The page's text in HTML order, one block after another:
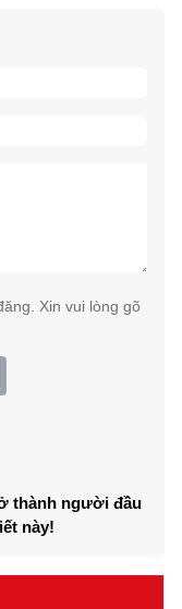
Xin vui lòng gõ
thành người đầu
này!